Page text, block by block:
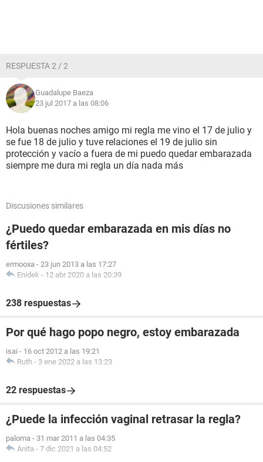
RESPUESTA 2 / 2
Guadalupe Baeza
23 jul 2017 a las 08:06
Hola buenas noches amigo mi regla me vino el 17 de julio y
se fue 18 de julio y tuve relaciones el 19 de julio sin
protección y vacío a fuera de mi puedo quedar embarazada
siempre me dura mi regla un día nada más
Discusiones similares
¿Puedo quedar embarazada en mis días no
fértiles?
ermooxa - 23 jun 2013 a las 17:27
Enidek - 12 abr 2020 a las 20:39
238 respuestas
Por qué hago popo negro, estoy embarazada
isai - 16 oct 2012 a las 19:21
Ruth - 3 ene 2022 a las 13:23
22 respuestas
¿Puede la infección vaginal retrasar la regla?
paloma - 31 mar 2011 a las 04:35
Anita - 7 dic 2021 a las 04:52